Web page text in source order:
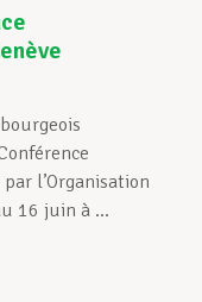
l’Organisation
16 juin à ...